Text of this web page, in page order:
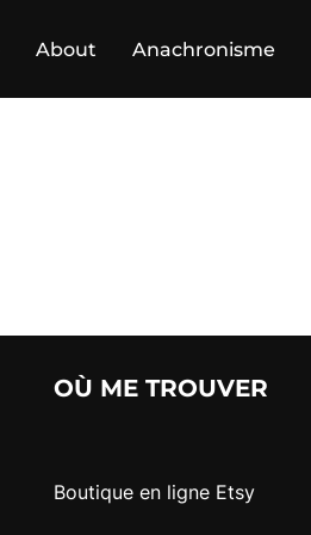
About Anachronisme
OÙ ME TROUVER
Boutique en ligne Etsy